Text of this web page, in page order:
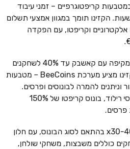
קריפטוגרפיים – זמני עיבוד
של 9 דקות עד 34 שעות. הקזינו תומך במגוון אמצעי תשלום
אלקטרוניים וקריפטו, עם הפקדה
Wazbee מציע תוכנית VIP מקיפה עם קאשבק עד 40% לשחקנים
ברמות הגבוהות. בנוסף, הקזינו מציע מערכת BeeCoins – מטבעות
וניתנים להמרה לבונוסים ופרסים.
לשחקנים קבועים יש גם בונוסי רילוד, בונוס קריפטו של 150%
פרסים.
דרישת ההימור עומדת על x30-40 בהתאם לסוג הבונוס, עם חלון
המשחקים כוללים משבצות, משחקי שולחן,